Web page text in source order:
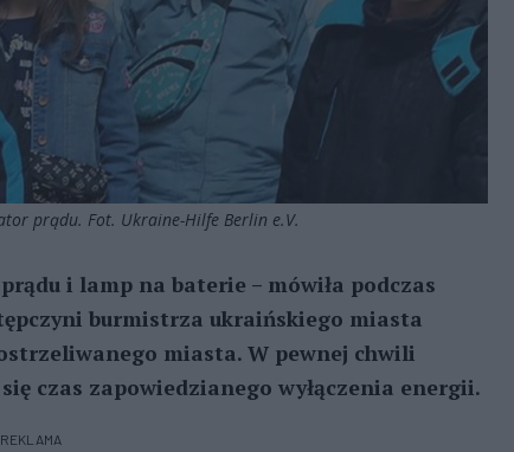
prądu. Fot. Ukraine-Hilfe Berlin e.V.
i lamp na baterie – mówiła podczas
burmistrza ukraińskiego miasta
miasta. W pewnej chwili
czas zapowiedzianego wyłączenia energii.
REKLAMA